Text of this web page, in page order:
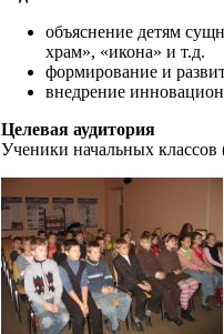
объяснение детям
храм», «икона» и т.д.
формирование и
внедрение
Целевая аудитория
Ученики начальных классов